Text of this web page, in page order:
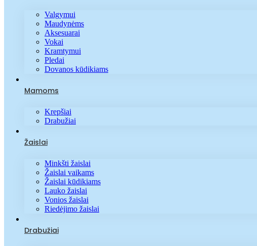
Valgymui
Maudynėms
Aksesuarai
Vokai
Kramtymui
Pledai
Dovanos kūdikiams
Mamoms
Krepšiai
Drabužiai
Žaislai
Minkšti žaislai
Žaislai vaikams
Žaislai kūdikiams
Lauko žaislai
Vonios žaislai
Riedėjimo žaislai
Drabužiai